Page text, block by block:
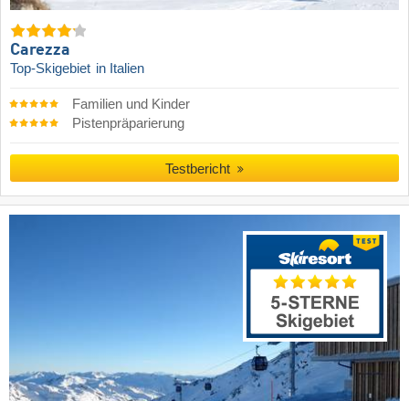
Carezza
Top-Skigebiet in Italien
Familien und Kinder
Pistenpräparierung
Testbericht